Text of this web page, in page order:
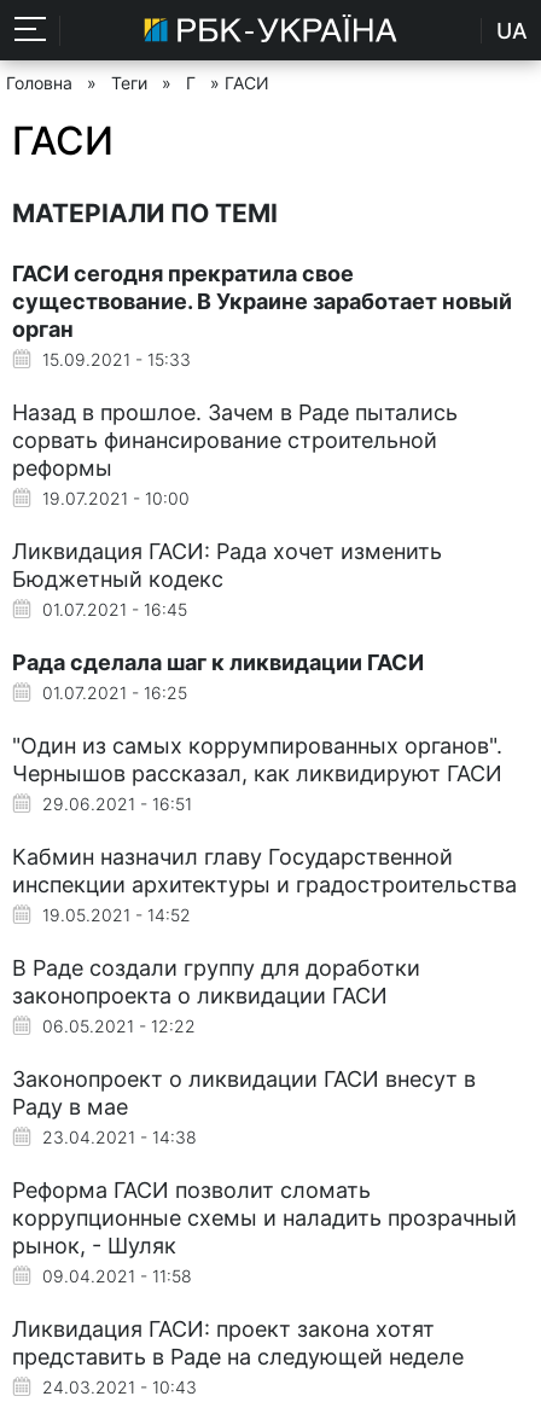
UA
Головна » Теги » Г » ГАСИ
ГАСИ
МАТЕРІАЛИ ПО ТЕМІ
ГАСИ сегодня прекратила свое
существование. В Украине заработает новый
орган
15.09.2021 - 15:33
Назад в прошлое. Зачем в Раде пытались
сорвать финансирование строительной
реформы
19.07.2021 - 10:00
Ликвидация ГАСИ: Рада хочет изменить
Бюджетный кодекс
01.07.2021 - 16:45
Рада сделала шаг к ликвидации ГАСИ
01.07.2021 - 16:25
"Один из самых коррумпированных органов".
Чернышов рассказал, как ликвидируют ГАСИ
29.06.2021 - 16:51
Кабмин назначил главу Государственной
инспекции архитектуры и градостроительства
19.05.2021 - 14:52
В Раде создали группу для доработки
законопроекта о ликвидации ГАСИ
06.05.2021 - 12:22
Законопроект о ликвидации ГАСИ внесут в
Раду в мае
23.04.2021 - 14:38
Реформа ГАСИ позволит сломать
коррупционные схемы и наладить прозрачный
рынок, - Шуляк
09.04.2021 - 11:58
Ликвидация ГАСИ: проект закона хотят
представить в Раде на следующей неделе
24.03.2021 - 10:43